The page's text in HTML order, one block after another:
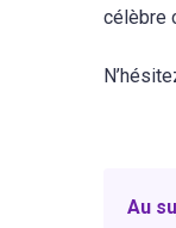
célèbre
Au